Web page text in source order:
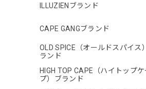
ILLUZIENブランド
CAPE GANGブランド
OLD SPICE（オールドスパイス
ランド
HIGH TOP CAPE（ハイトップケ
プ）ブランド